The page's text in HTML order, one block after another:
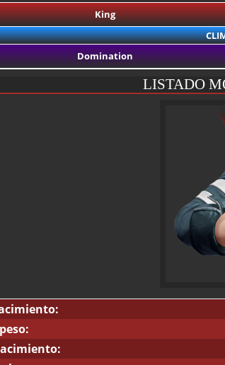
King
Domination
LISTADO